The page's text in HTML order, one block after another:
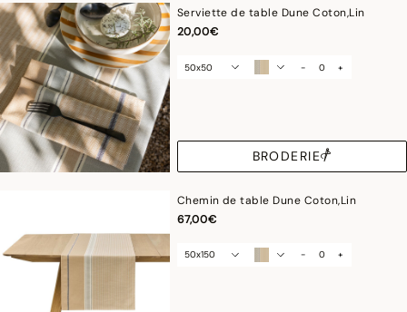
Serviette de table Dune Coton,Lin
20,00€
50x50 - +
BRODERIE
Chemin de table Dune Coton,Lin
67,00€
50x150 - +